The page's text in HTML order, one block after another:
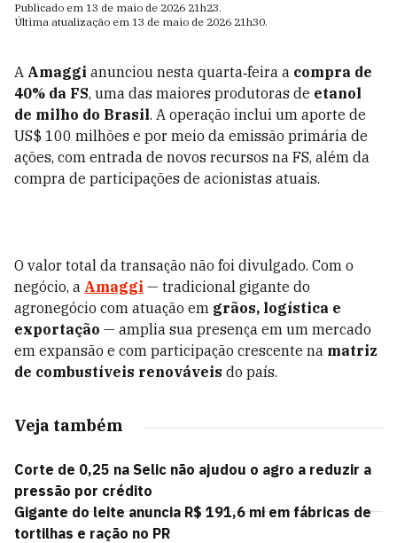
Publicado em 13 de maio de 2026 21h23.
Última atualização em 13 de maio de 2026 21h30.
A Amaggi anunciou nesta quarta‑feira a compra de
40% da FS, uma das maiores produtoras de etanol
de milho do Brasil. A operação inclui um aporte de
US$ 100 milhões e por meio da emissão primária de
ações, com entrada de novos recursos na FS, além da
compra de participações de acionistas atuais.
O valor total da transação não foi divulgado. Com o
negócio, a Amaggi — tradicional gigante do
agronegócio com atuação em grãos, logística e
exportação — amplia sua presença em um mercado
em expansão e com participação crescente na matriz
de combustíveis renováveis do país.
Veja também
Corte de 0,25 na Selic não ajudou o agro a reduzir a
pressão por crédito
Gigante do leite anuncia R$ 191,6 mi em fábricas de
tortilhas e ração no PR